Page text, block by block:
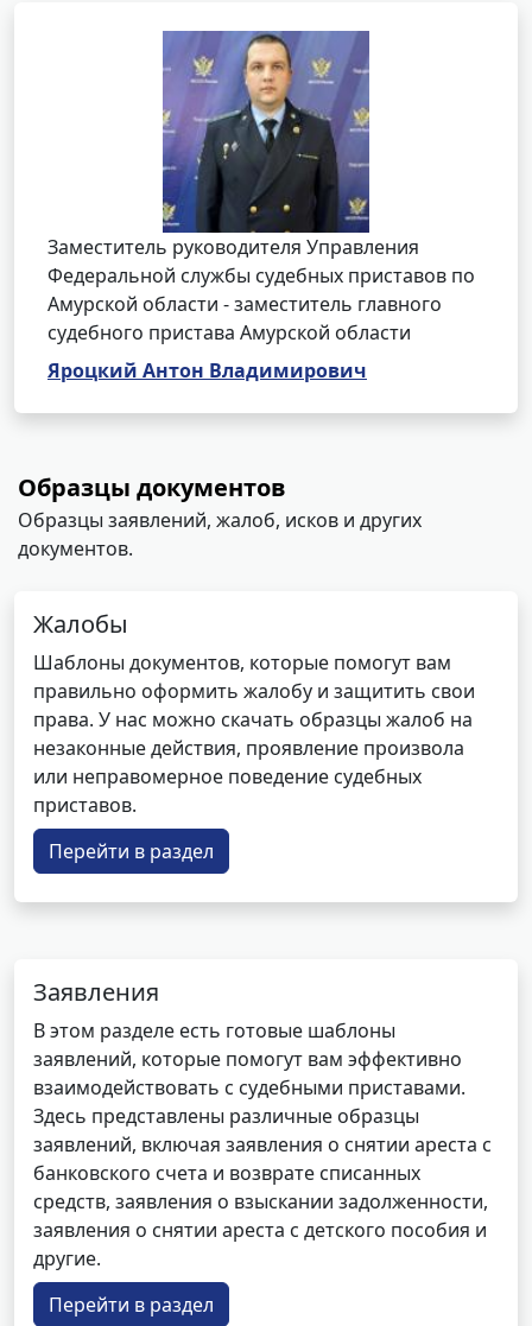
Заместитель руководителя Управления
Федеральной службы судебных приставов по
Амурской области - заместитель главного
судебного пристава Амурской области
Яроцкий Антон Владимирович
Образцы документов
Образцы заявлений, жалоб, исков и других
документов.
Жалобы
Шаблоны документов, которые помогут вам
правильно оформить жалобу и защитить свои
права. У нас можно скачать образцы жалоб на
незаконные действия, проявление произвола
или неправомерное поведение судебных
приставов.
Перейти в раздел
Заявления
В этом разделе есть готовые шаблоны
заявлений, которые помогут вам эффективно
взаимодействовать с судебными приставами.
Здесь представлены различные образцы
заявлений, включая заявления о снятии ареста с
банковского счета и возврате списанных
средств, заявления о взыскании задолженности,
заявления о снятии ареста с детского пособия и
другие.
Перейти в раздел